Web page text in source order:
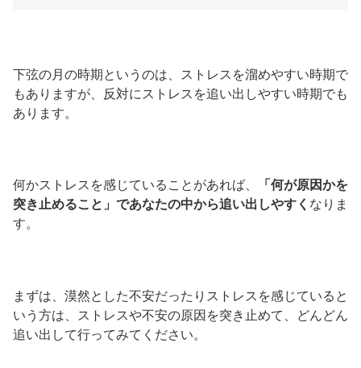
下弦の月の時期というのは、ストレスを溜めやすい時期で
もありますが、反対にストレスを追い出しやすい時期でも
あります。
何かストレスを感じていることがあれば、
「何が原因かを
突き止めること」であなたの中から追い出しやすく なりま
す。
まずは、漠然とした不安だったりストレスを感じていると
いう方は、ストレスや不安の原因を突き止めて、どんどん
追い出して行ってみてください。